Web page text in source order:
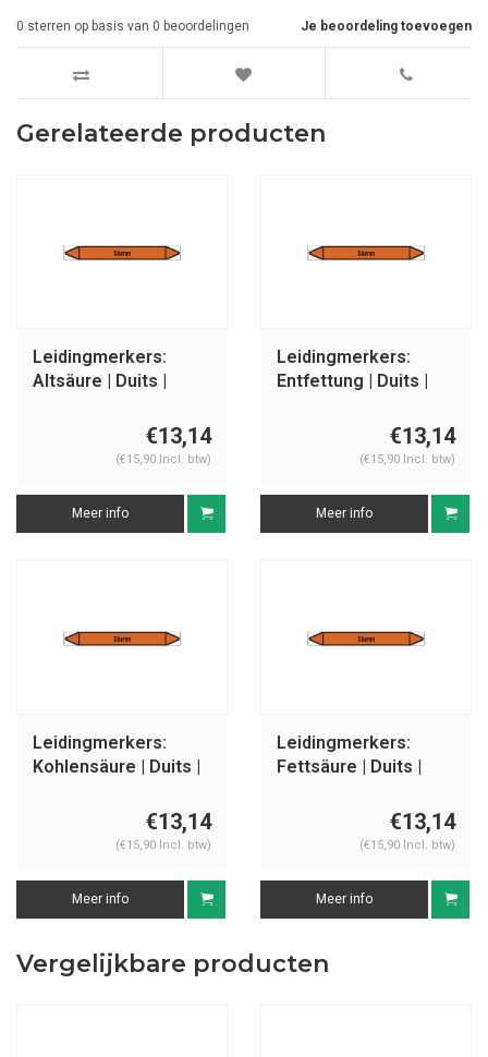
Je beoordeling toevoegen
0 sterren op basis van 0 beoordelingen
Gerelateerde producten
Leidingmerkers:
Altsäure | Duits |
€13,14
(€15,90 Incl. btw)
Meer info
Leidingmerkers:
Entfettung | Duits |
€13,14
(€15,90 Incl. btw)
Meer info
Leidingmerkers:
Kohlensäure | Duits |
€13,14
(€15,90 Incl. btw)
Meer info
Leidingmerkers:
Fettsäure | Duits |
€13,14
(€15,90 Incl. btw)
Meer info
Vergelijkbare producten